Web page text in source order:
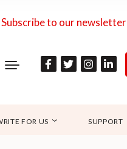
Subscribe to our newsletter
FOR US SUPPORT